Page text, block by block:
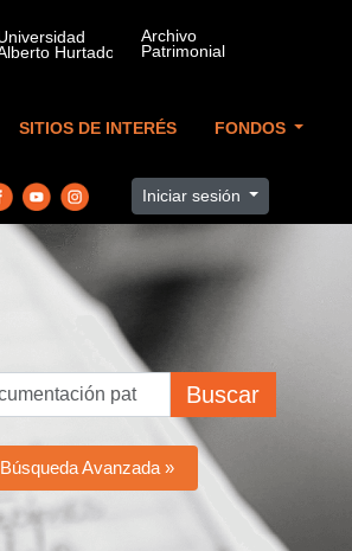
SITIOS DE INTERÉS FONDOS
Iniciar sesión
Buscar
Búsqueda Avanzada »